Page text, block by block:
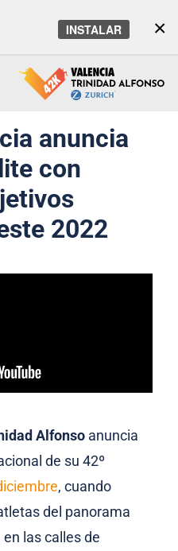
×
INSTALAR
anuncia
con
2022
Alfonso anuncia
de su 42º
, cuando
del panorama
las calles de